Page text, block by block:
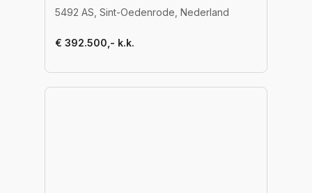
5492 AS, Sint-Oedenrode, Nederland
€ 392.500,- k.k.